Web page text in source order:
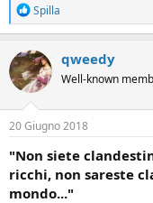
R
e
a
c
t
i
o
n
s
Spilla
qweedy
Well-known
20 Giugno 2018
"Non siete
ricchi, non sareste
mondo..."